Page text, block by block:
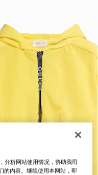
析网站使用情况，协助我司
的内容。继续使用本网站，即